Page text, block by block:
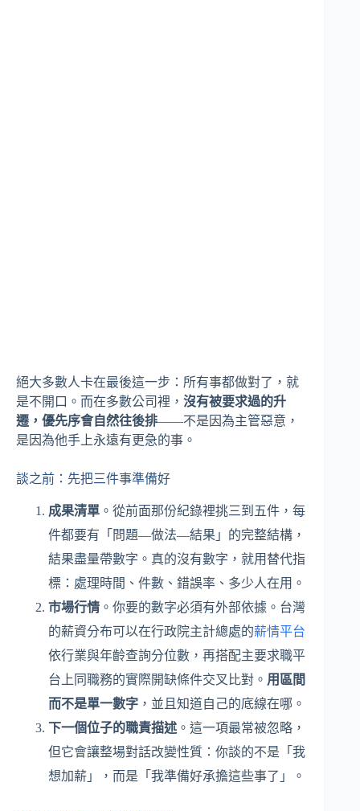
絕大多數人卡在最後這一步：所有事都做對了，就
是不開口。而在多數公司裡， 沒有被要求過的升
遷，優先序會自然往後排——不是因為主管惡意，
是因為他手上永遠有更急的事。
談之前：先把三件事準備好
成果清單 。從前面那份紀錄裡挑三到五件，每
件都要有「問題—做法—結果」的完整結構，
結果盡量帶數字。真的沒有數字，就用替代指
標：處理時間、件數、錯誤率、多少人在用。
市場行情 。你要的數字必須有外部依據。台灣
的薪資分布可以在行政院主計總處的薪情平台
依行業與年齡查詢分位數，再搭配主要求職平
台上同職務的實際開缺條件交叉比對。 用區間
而不是單一數字 ，並且知道自己的底線在哪。
下一個位子的職責描述 。這一項最常被忽略，
但它會讓整場對話改變性質：你談的不是「我
想加薪」，而是「我準備好承擔這些事了」。